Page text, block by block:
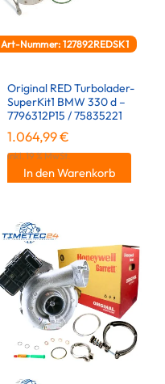
Art-Nummer: 127892REDSK1
Original RED Turbolader-
SuperKit1 BMW 330 d –
7796312P15 / 75835221
1.064,99€
inkl. 19 % MwSt.
In den Warenkorb